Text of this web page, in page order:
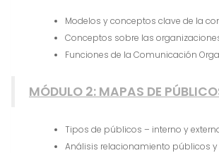
Modelos y conceptos clave de la
Conceptos sobre las
Funciones de la Comunicación
MÓDULO 2: MAPAS DE
Tipos de públicos – interno y
Análisis relacionamiento públicos y